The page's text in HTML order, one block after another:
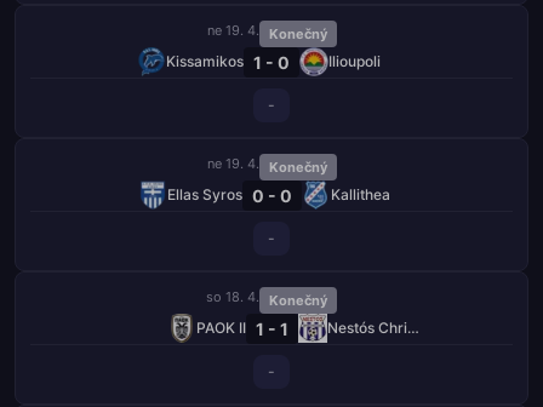
ne 19. 4. Konečný
Kissamikos 1 - 0 Ilioupoli
-
ne 19. 4. Konečný
Ellas Syros 0 - 0 Kallithea
-
so 18. 4. Konečný
PAOK II 1 - 1 Nestós Chrisoupolis
-